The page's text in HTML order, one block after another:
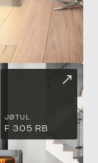
JØTUL
F 305 RB